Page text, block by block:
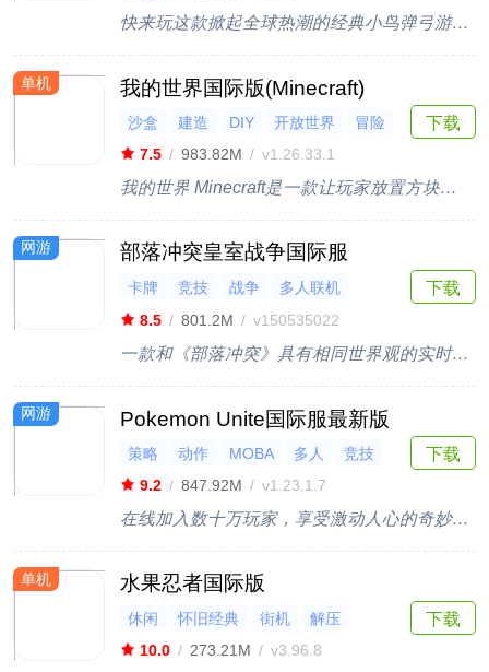
快来玩这款掀起全球热潮的经典小鸟弹弓游戏！
单机 我的世界国际版(Minecraft)
沙盒 建造 DIY 开放世界
冒险
7.5 / 983.82M / v1.26.33.1
我的世界 Minecraft是一款让玩家放置方块和历险的游戏。
下载
网游 部落冲突皇室战争国际服
卡牌 竞技 战争
多人联机
塔防
8.5 / 801.2M / v150535022
一款和《部落冲突》具有相同世界观的实时卡牌对战游戏
下载
网游 Pokemon Unite国际服最新版
策略 动作 MOBA 多人
竞技
9.2 / 847.92M / v1.23.1.7
在线加入数十万玩家，享受激动人心的奇妙体验
下载
单机 水果忍者国际版
休闲 怀旧经典 街机
解压
10.0 / 273.21M / v3.96.8
下载